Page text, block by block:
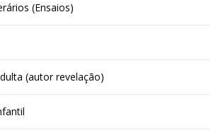
(Ensaios)
(autor revelação)